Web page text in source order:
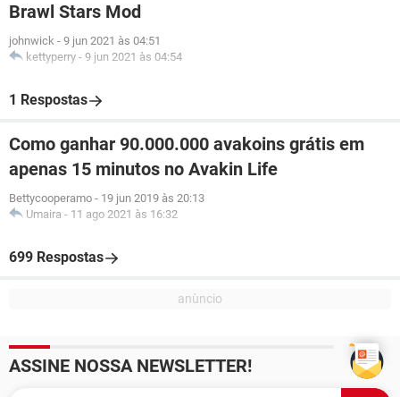
Brawl Stars Mod
johnwick - 9 jun 2021 às 04:51
kettyperry - 9 jun 2021 às 04:54
1 Respostas
Como ganhar 90.000.000 avakoins grátis em
apenas 15 minutos no Avakin Life
Bettycooperamo - 19 jun 2019 às 20:13
Umaira - 11 ago 2021 às 16:32
699 Respostas
ASSINE NOSSA NEWSLETTER!